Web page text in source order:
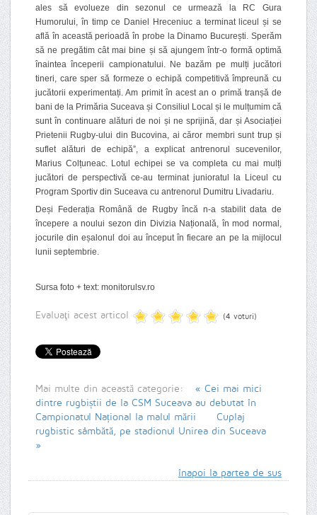
ales să evolueze din sezonul ce urmează la RC Gura
Humorului, în timp ce Daniel Hreceniuc a terminat liceul și se
află în această perioadă în probe la Dinamo București. Sperăm
să ne pregătim cât mai bine și să ajungem într-o formă optimă
înaintea începerii campionatului. Ne bazăm pe mulți jucători
tineri, care sper să formeze o echipă competitivă împreună cu
jucătorii experimentați. Am primit în acest an o primă tranșă de
bani de la Primăria Suceava și Consiliul Local și le mulțumim că
sunt în continuare alături de noi și ne sprijină, dar și Asociației
Prietenii Rugby-ului din Bucovina, ai căror membri sunt trup și
suflet alături de echipă”, a explicat antrenorul sucevenilor,
Marius Colțuneac. Lotul echipei se va completa cu mai mulți
jucători de perspectivă ce-au terminat junioratul la Liceul cu
Program Sportiv din Suceava cu antrenorul Dumitru Livadariu.
Deși Federația Română de Rugby încă n-a stabilit data de
începere a noului sezon din Divizia Națională, în mod normal,
jocurile din eșalonul doi au început în fiecare an pe la mijlocul
lunii septembrie.
Sursa foto + text: monitorulsv.ro
Evaluaţi acest articol (4 voturi)
Mai multe din această categorie:
« Cei mai mici
dintre rugbiștii de la CSM Suceava au debutat în
Campionatul Național la malul mării
Cuplaj
rugbistic sâmbătă, pe stadionul Unirea din Suceava
»
înapoi la partea de sus